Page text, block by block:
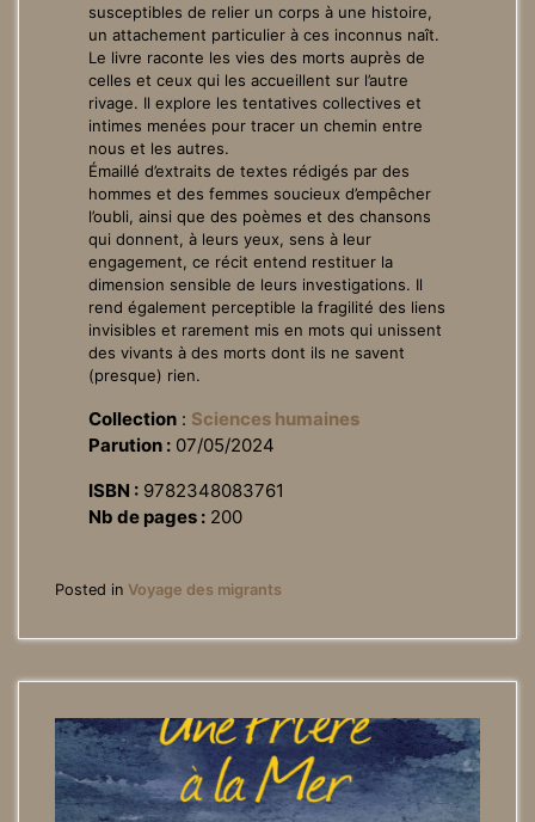
susceptibles de relier un corps à une histoire,
un attachement particulier à ces inconnus naît.
Le livre raconte les vies des morts auprès de
celles et ceux qui les accueillent sur l’autre
rivage. Il explore les tentatives collectives et
intimes menées pour tracer un chemin entre
nous et les autres.
Émaillé d’extraits de textes rédigés par des
hommes et des femmes soucieux d’empêcher
l’oubli, ainsi que des poèmes et des chansons
qui donnent, à leurs yeux, sens à leur
engagement, ce récit entend restituer la
dimension sensible de leurs investigations. Il
rend également perceptible la fragilité des liens
invisibles et rarement mis en mots qui unissent
des vivants à des morts dont ils ne savent
(presque) rien.
Collection : Sciences humaines
Parution : 07/05/2024
ISBN : 9782348083761
Nb de pages : 200
Posted in Voyage des migrants